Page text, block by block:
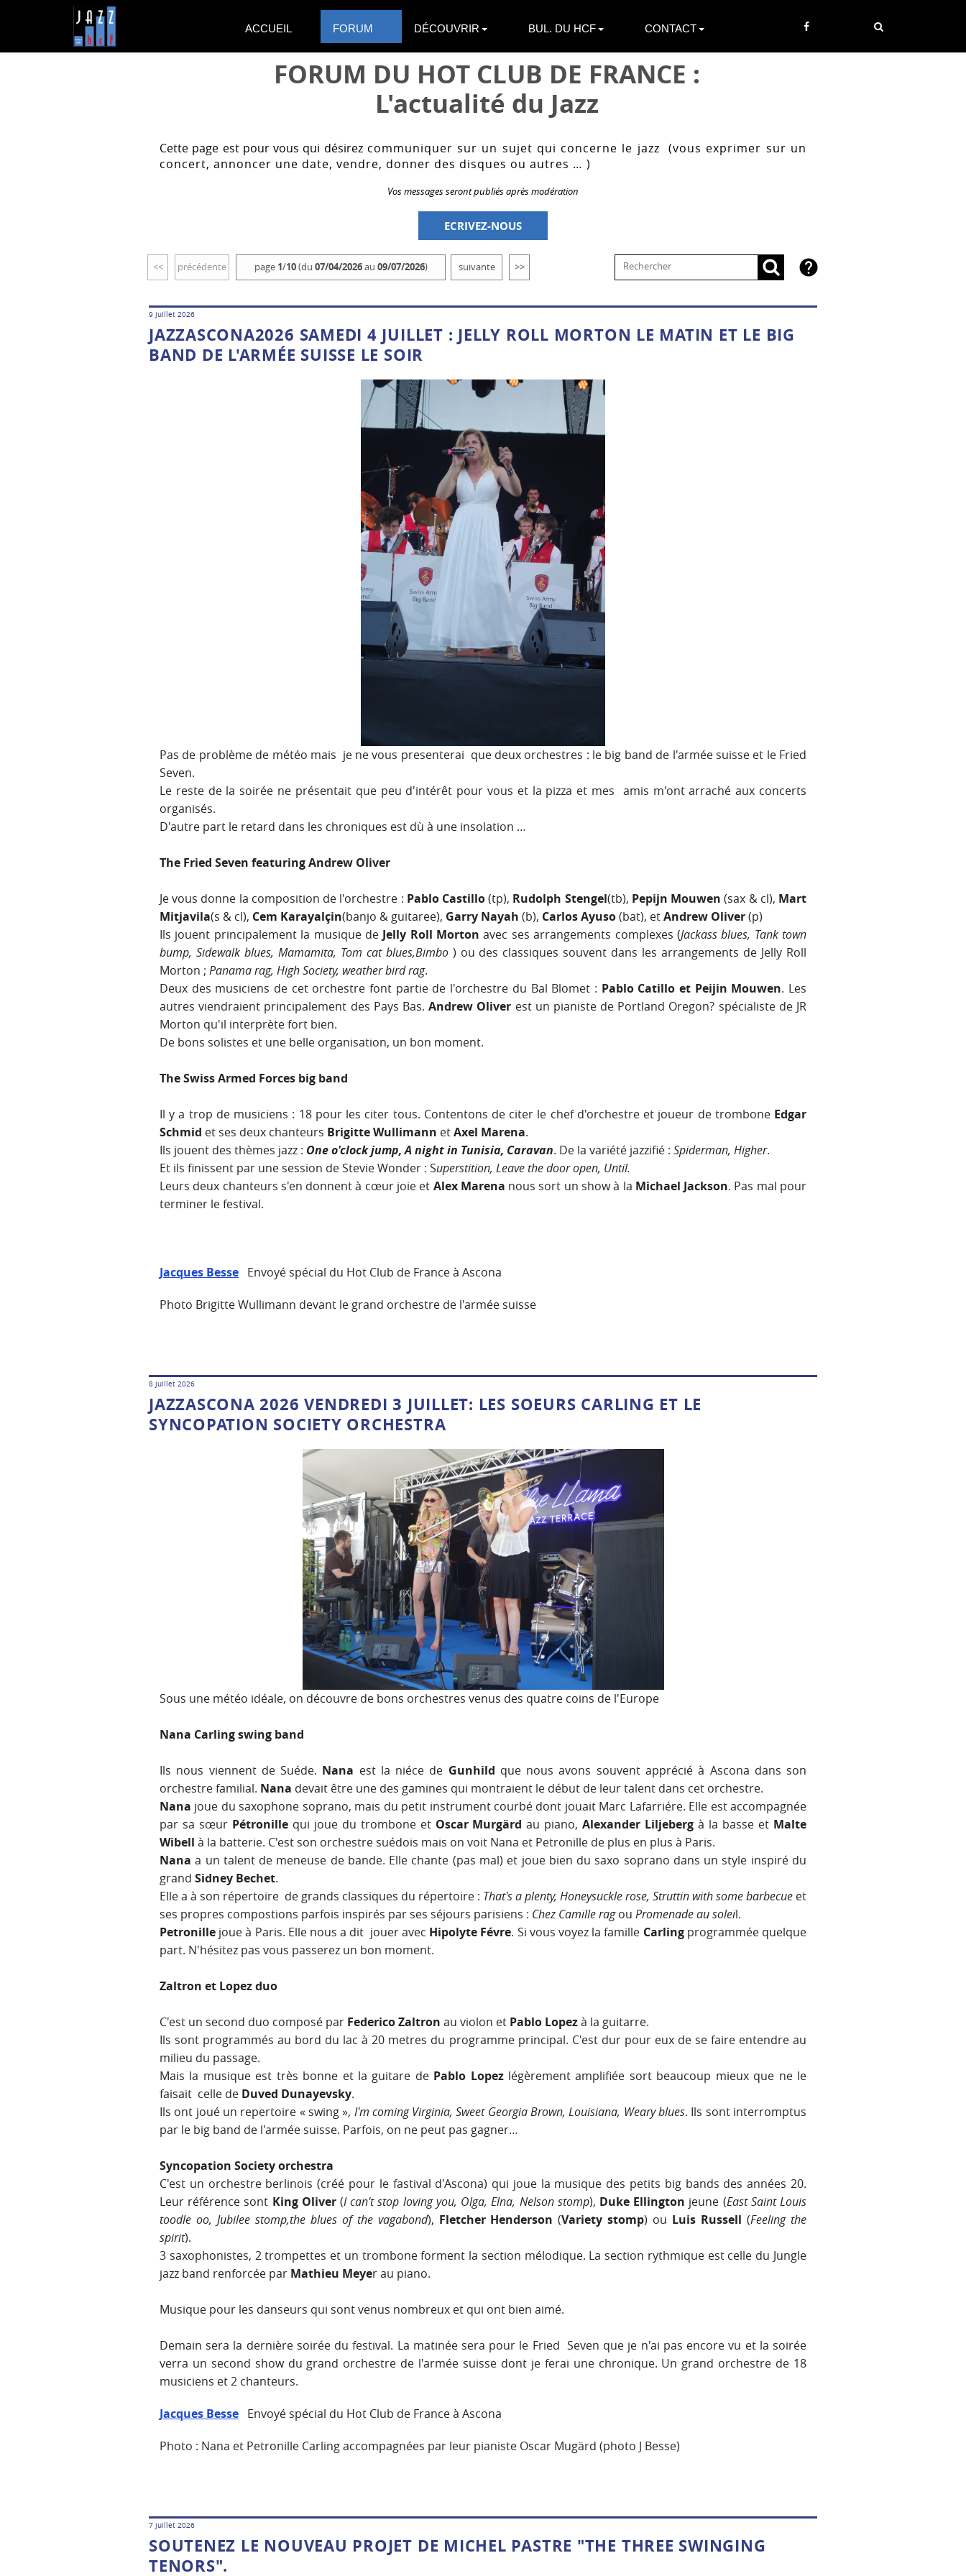
ACCUEIL FORUM DÉCOUVRIR BUL. DU HCF CONTACT
FORUM DU HOT CLUB DE FRANCE :
L'actualité du Jazz
Cette page est pour vous qui désirezcommuniquer sur un sujet qui concerne le jazz (vous exprimer sur un
concert, annoncer une date, vendre, donner des disques ou autres … )
Vos messages seront publiés après modération
ECRIVEZ-NOUS
<< précédente page 1/10(du 07/04/2026au 09/07/2026) suivante >> 
9 juillet 2026
JAZZASCONA2026 SAMEDI 4 JUILLET : JELLY ROLL MORTON LE MATIN ET LE BIG
BAND DE L'ARMÉE SUISSE LE SOIR
Pas de problème de météo mais je ne vous presenterai que deux orchestres : le big band de l'armée suisse et le Fried
Seven.
Le reste de la soirée ne présentait que peu d'intérêt pour vous et la pizza et mes amis m'ont arraché aux concerts
organisés.
D'autre part le retard dans les chroniques est dù à une insolation …
The Fried Seven featuring Andrew Oliver
Je vous donne la composition de l'orchestre : Pablo Castillo(tp), Rudolph Stengel(tb), Pepijn Mouwen(sax & cl), Mart
Mitjavila(s & cl), Cem Karayalçin(banjo & guitaree), Garry Nayah (b), Carlos Ayuso(bat), etAndrew Oliver(p)
Ils jouent principalement la musique de Jelly Roll Morton avec ses arrangements complexes (Jackass blues, Tank town
bump, Sidewalk blues, Mamamita, Tom cat blues,Bimbo) ou des classiques souvent dans les arrangements de Jelly Roll
Morton ; Panama rag, High Society, weather bird rag.
Deux des musiciens de cet orchestre font partie de l'orchestre du Bal Blomet : Pablo Catillo et Peijin Mouwen. Les
autres viendraient principalement des Pays Bas.Andrew Oliver est un pianiste de Portland Oregon? spécialiste de JR
Morton qu'il interprète fort bien.
De bons solistes et une belle organisation, un bon moment.
The Swiss Armed Forces big band
Il y a trop de musiciens : 18 pour les citer tous. Contentons de citer le chef d'orchestre et joueur de tromboneEdgar
Schmid et ses deux chanteurs Brigitte Wullimann etAxel Marena.
Ils jouent des thèmes jazz : One o'clock jump, A night in Tunisia, Caravan. De la variété jazzifié : Spiderman, Higher.
Et ils finissent par une session de Stevie Wonder : Superstition, Leave the door open, Until.
Leurs deux chanteurs s'en donnent à cœur joie et Alex Marena nous sort un show à la Michael Jackson. Pas mal pour
terminer le festival.
Jacques Besse Envoyé spécial du Hot Club de France à Ascona
Photo Brigitte Wullimann devant le grand orchestre de l'armée suisse
8 juillet 2026
JAZZASCONA 2026 VENDREDI 3 JUILLET: LES SOEURS CARLING ET LE
SYNCOPATION SOCIETY ORCHESTRA
Sous une météo idéale, on découvre de bons orchestres venus des quatre coins de l'Europe
Nana Carling swing band
Ils nous viennent de Suéde. Nana est la niéce de Gunhild que nous avons souvent apprécié à Ascona dans son
orchestre familial. Nana devait être une des gamines qui montraient le début de leur talent dans cet orchestre.
Nana joue du saxophone soprano, mais du petit instrument courbé dont jouait Marc Lafarriére. Elle est accompagnée
par sa sœur Pétronillequi joue du trombone et Oscar Murgärdau piano,Alexander Liljeberg à la basse et Malte
Wibell à la batterie. C'est son orchestre suédois mais on voit Nana et Petronille de plus en plus à Paris.
Nanaa un talent de meneuse de bande. Elle chante (pas mal) et joue bien du saxo soprano dans un style inspiré du
grand Sidney Bechet.
Elle a à son répertoire de grands classiques du répertoire : That's a plenty, Honeysuckle rose, Struttin with some barbecue et
ses propres compostions parfois inspirés par ses séjours parisiens : Chez Camille ragou Promenade au soleil.
Petronille joue à Paris. Elle nous a dit jouer avec Hipolyte Févre. Si vous voyez la famille Carlingprogrammée quelque
part. N'hésitez pas vous passerez un bon moment.
Zaltron et Lopez duo
C'est un second duo composé par Federico Zaltron au violon et Pablo Lopezà la guitarre.
Ils sont programmés au bord du lac à 20 metres du programme principal. C'est dur pour eux de se faire entendre au
milieu du passage.
Mais la musique est très bonne et la guitare de Pablo Lopezlégèrement amplifiée sort beaucoup mieux que ne le
faisait celle de Duved Dunayevsky.
Ils ont joué un repertoire « swing », I'm coming Virginia, Sweet Georgia Brown, Louisiana, Weary blues. Ils sont interromptus
par le big band de l'armée suisse. Parfois, on ne peut pas gagner…
Syncopation Society orchestra
C'est un orchestre berlinois (créé pour le fastival d'Ascona) qui joue la musique des petits big bands des années 20.
Leur référence sont King Oliver(I can't stop loving you, Olga, Elna, Nelson stomp), Duke Ellington jeune (East Saint Louis
toodle oo, Jubilee stomp,the blues of the vagabond), Fletcher Henderson (Variety stomp) ou Luis Russell (Feeling the
spirit).
3 saxophonistes, 2 trompettes et un trombone forment la section mélodique. La section rythmique est celle du Jungle
jazz band renforcée par Mathieu Meyer au piano.
Musique pour les danseurs qui sont venus nombreux et qui ont bien aimé.
Demain sera la dernière soirée du festival. La matinée sera pour le Fried Seven que je n'ai pas encore vu et la soirée
verra un second show du grand orchestre de l'armée suisse dont je ferai une chronique. Un grand orchestre de 18
musiciens et 2 chanteurs.
Jacques Besse Envoyé spécial du Hot Club de France à Ascona
Photo : Nana et Petronille Carling accompagnées par leur pianiste Oscar Mugärd (photo J Besse)
7 juillet 2026
SOUTENEZ LE NOUVEAU PROJET DE MICHEL PASTRE "THE THREE SWINGING
TENORS".